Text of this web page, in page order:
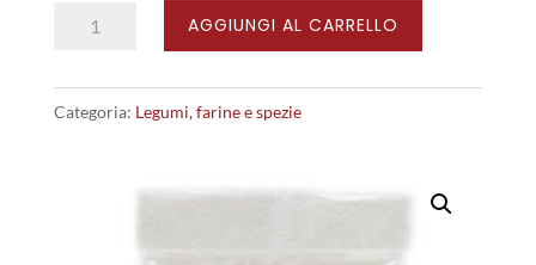
Passolina
quantità
AGGIUNGI AL CARRELLO
Categoria: Legumi, farine e spezie